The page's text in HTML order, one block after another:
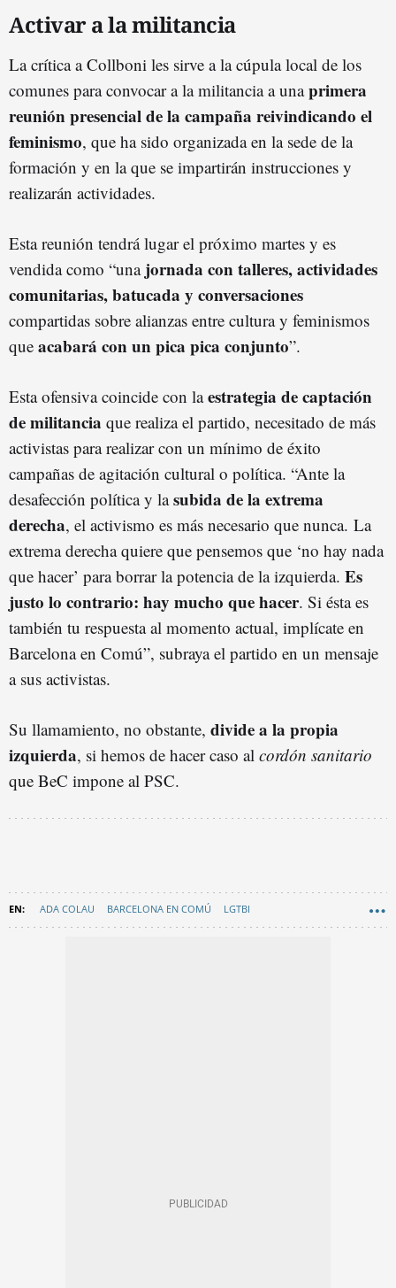
Activar a la militancia
La crítica a Collboni les sirve a la cúpula local de los
comunes para convocar a la militancia a unaprimera
reunión presencial de la campaña reivindicando el
feminismo, que ha sido organizada en la sede de la
formación y en la que se impartirán instrucciones y
realizarán actividades.
Esta reunión tendrá lugar el próximo martes y es
vendida como “una jornada con talleres, actividades
comunitarias, batucada y conversaciones
compartidas sobre alianzas entre cultura y feminismos
que acabará con un pica pica conjunto”.
Esta ofensiva coincide con laestrategia de captación
de militancia que realiza el partido, necesitado de más
activistas para realizar con un mínimo de éxito
campañas de agitación cultural o política. “Ante la
desafección política y lasubida de la extrema
derecha, el activismo es más necesario que nunca. La
extrema derecha quiere que pensemos que ‘no hay nada
que hacer’ para borrar la potencia de la izquierda. Es
justo lo contrario: hay mucho que hacer. Si ésta es
también tu respuesta al momento actual, implícate en
Barcelona en Comú”, subraya el partido en un mensaje
a sus activistas.
Su llamamiento, no obstante, divide a la propia
izquierda, si hemos de hacer caso al cordón sanitario
que BeC impone al PSC.
ADA COLAU BARCELONA EN COMÚ LGTBI